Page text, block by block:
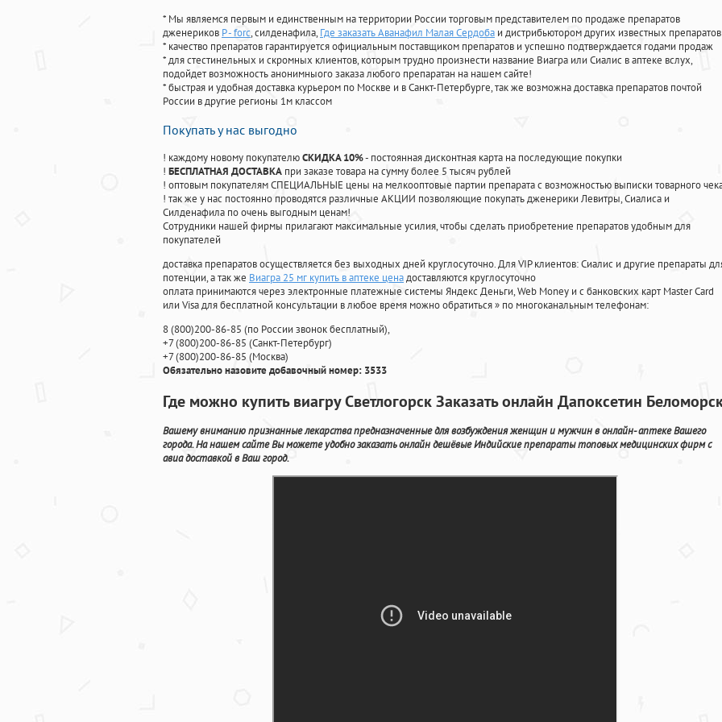
* Мы являемся первым и единственным на территории России торговым представителем по продаже препаратов
дженериков P - forc, силденафила, Где заказать Аванафил Малая Сердоба и дистрибьютором других известных препаратов
* качество препаратов гарантируется официальным поставщиком препаратов и успешно подтверждается годами продаж
* для стестинельных и скромных клиентов, которым трудно произнести название Виагра или Сиалис в аптеке вслух,
подойдет возможность анонимныого заказа любого препаратан на нашем сайте!
* быстрая и удобная доставка курьером по Москве и в Санкт-Петербурге, так же возможна доставка препаратов почтой
России в другие регионы 1м классом
Покупать у нас выгодно
! каждому новому покупателюСКИДКА 10%- постоянная дисконтная карта на последующие покупки
! БЕСПЛАТНАЯ ДОСТАВКА при заказе товара на сумму более 5 тысяч рублей
! оптовым покупателям СПЕЦИАЛЬНЫЕ цены на мелкооптовые партии препарата с возможностью выписки товарного
! так же у нас постоянно проводятся различные АКЦИИ позволяющие покупать дженерики Левитры, Сиалиса и
Силденафила по очень выгодным ценам!
Cотрудники нашей фирмы прилагают максимальные усилия, чтобы сделать приобретение препаратов удобным для
покупателей
доставка препаратов осуществляется без выходных дней круглосуточно. Для VIP клиентов: Сиалис и другие препараты
потенции, а так же Виагра 25 мг купить в аптеке ценадоставляются круглосуточно
оплата принимаются через электронные платежные системы Яндекс Деньги, Web Money и с банковских карт Master Card
или Visa для бесплатной консультации в любое время можно обратиться» по многоканальным телефонам:
8(800)200-86-85 (по России звонок бесплатный),
+7(800)200-86-85 (Санкт-Петербург)
+7(800)200-86-85 (Москва)
Обязательно назовите добавочный номер: 3533
Где можно купить виагру Светлогорск Заказать онлайн Дапоксетин
Вашему вниманию признанные лекарства предназначенные для возбуждения женщин и мужчин в онлайн- аптеке Вашего
города. На нашем сайте Вы можете удобно заказать онлайн дешёвые Индийские препараты топовых медицинских фирм с
авиа доставкой в Ваш город.